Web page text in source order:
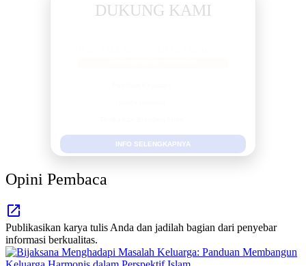
DUKUNG KAMI
INFO SELENGKAPNYA
Opini Pembaca
Publikasikan karya tulis Anda dan jadilah bagian dari penyebar
informasi berkualitas.